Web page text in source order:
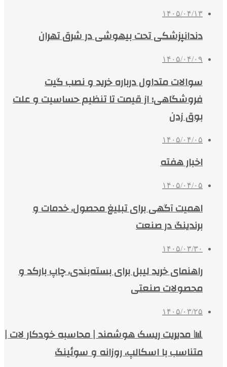
۱۴۰۵/۰۴/۱۳
دندانپزشکی تحت بیهوشی در شرق تهران
۱۴۰۵/۰۴/۰۹
سوالات متداول درباره خرید و نصب گیت
فروشگاهی؛ از قیمت تا تنظیم حساسیت و علت
بوق زدن
۱۴۰۵/۰۴/۰۵
اخبار هفته
۱۴۰۵/۰۴/۰۵
اهمیت آگهی برای تبلیغ محصول، خدمات و
برندینگ در صنعت
۱۴۰۵/۰۳/۳۰
راهنمای خرید لیبل برای بسته‌بندی، چاپ بارکد و
محصولات صنعتی
۱۴۰۵/۰۳/۲۵
📊 مدیریت ریسک هوشمند | محاسبه خودکار لات |
متناسب با اسکالپ، روزانه و سوئینگ